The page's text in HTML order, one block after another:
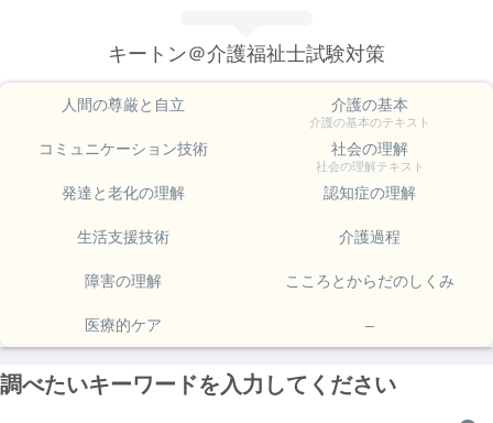
キートン＠介護福祉士試験対策
人間の尊厳と自立 介護の基本
介護の基本のテキスト
コミュニケーション技術 社会の理解
社会の理解テキスト
発達と老化の理解 認知症の理解
生活支援技術 介護過程
障害の理解 こころとからだのしくみ
医療的ケア –
調べたいキーワードを入力してください